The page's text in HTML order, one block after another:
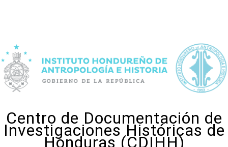
Centro de Documentación de
Investigaciones Históricas de
Honduras (CDIHH)